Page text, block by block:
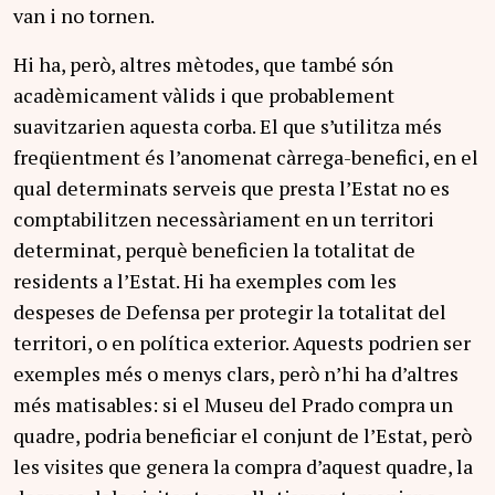
van i no tornen.
Hi ha, però, altres mètodes, que també són
acadèmicament vàlids i que probablement
suavitzarien aquesta corba. El que s’utilitza més
freqüentment és l’anomenat càrrega-benefici, en el
qual determinats serveis que presta l’Estat no es
comptabilitzen necessàriament en un territori
determinat, perquè beneficien la totalitat de
residents a l’Estat. Hi ha exemples com les
despeses de Defensa per protegir la totalitat del
territori, o en política exterior. Aquests podrien ser
exemples més o menys clars, però n’hi ha d’altres
més matisables: si el Museu del Prado compra un
quadre, podria beneficiar el conjunt de l’Estat, però
les visites que genera la compra d’aquest quadre, la